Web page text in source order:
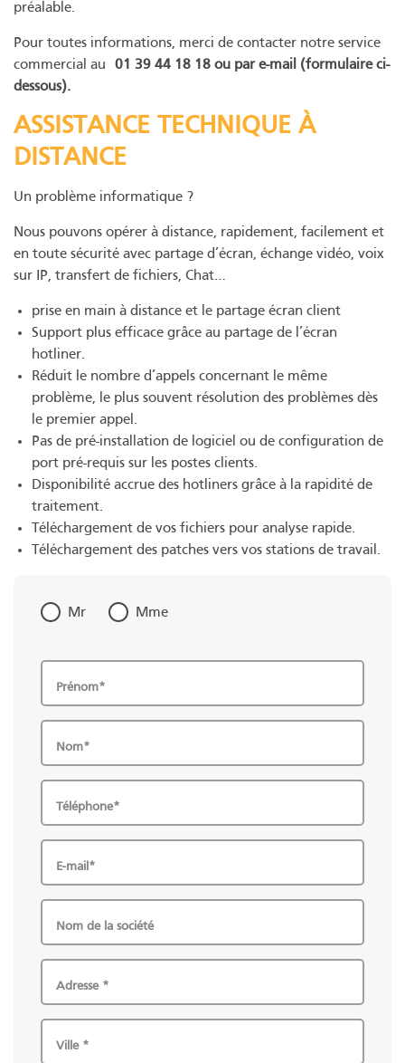
préalable.
Pour toutes informations, merci de contacter notre service
commercial au 01 39 44 18 18 ou par e-mail (formulaire ci-
dessous).
ASSISTANCE TECHNIQUE À
DISTANCE
Un problème informatique ?
Nous pouvons opérer à distance, rapidement, facilement et
en toute sécurité avec partage d’écran, échange vidéo, voix
sur IP, transfert de fichiers, Chat…
prise en main à distance et le partage écran client
Support plus efficace grâce au partage de l’écran
hotliner.
Réduit le nombre d’appels concernant le même
problème, le plus souvent résolution des problèmes dès
le premier appel.
Pas de pré-installation de logiciel ou de configuration de
port pré-requis sur les postes clients.
Disponibilité accrue des hotliners grâce à la rapidité de
traitement.
Téléchargement de vos fichiers pour analyse rapide.
Téléchargement des patches vers vos stations de travail.
Mr Mme
Prénom*
Nom*
Téléphone*
E-mail*
Nom de la société
Adresse *
Ville *